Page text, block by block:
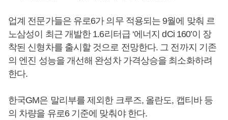
업계 전문가들은 유로6가 의무 적용되는 9월에 맞춰 르
노삼성이 최근 개발한 1.6리터급 ‘에너지 dCi 160’이 장
착된 신형차를 출시할 것으로 전망한다. 그 전까지 기존
의 엔진 성능을 개선해 완성차 가격상승을 최소화하려
한다.
한국GM은 말리부를 제외한 크루즈, 올란도, 캡티바 등
의 차량을 유로6 기준에 맞춰야 한다.